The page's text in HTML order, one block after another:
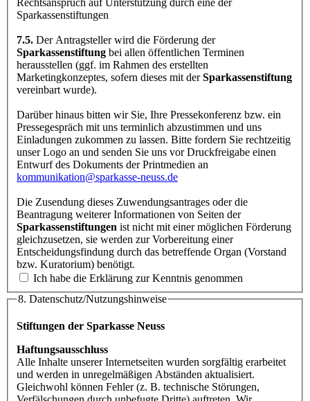
Sparkassenstiftungen
7.5. Der Antragsteller wird die Förderung der
Sparkassenstiftung bei allen öffentlichen Terminen
herausstellen (ggf. im Rahmen des erstellten
Marketingkonzeptes, sofern dieses mit derSparkassenstiftung
vereinbart wurde).
Darüber hinaus bitten wir Sie, Ihre Pressekonferenz bzw. ein
Pressegespräch mit uns terminlich abzustimmen und uns
Einladungen zukommen zu lassen. Bitte fordern Sie rechtzeitig
unser Logo an und senden Sie uns vor Druckfreigabe einen
Entwurf des Dokuments der Printmedien an
kommunikation@sparkasse-neuss.de
Die Zusendung dieses Zuwendungsantrages oder die
Beantragung weiterer Informationen von Seiten der
Sparkassenstiftungen ist nicht mit einer möglichen Förderung
gleichzusetzen, sie werden zur Vorbereitung einer
Entscheidungsfindung durch das betreffende Organ (Vorstand
bzw. Kuratorium) benötigt.
Ich habe die Erklärung zur Kenntnis genommen
8. Datenschutz/Nutzungshinweise
Stiftungen der Sparkasse Neuss
Haftungsausschluss
Alle Inhalte unserer Internetseiten wurden sorgfältig erarbeitet
und werden in unregelmäßigen Abständen aktualisiert.
Gleichwohl können Fehler (z. B. technische Störungen,